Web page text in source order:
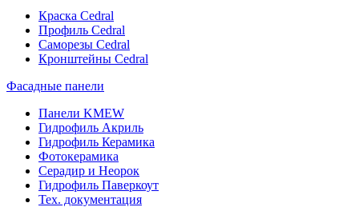
Краска Cedral
Профиль Cedral
Саморезы Cedral
Кронштейны Cedral
Фасадные панели
Панели KMEW
Гидрофиль Акриль
Гидрофиль Керамика
Фотокерамика
Серадир и Неорок
Гидрофиль Паверкоут
Тех. документация